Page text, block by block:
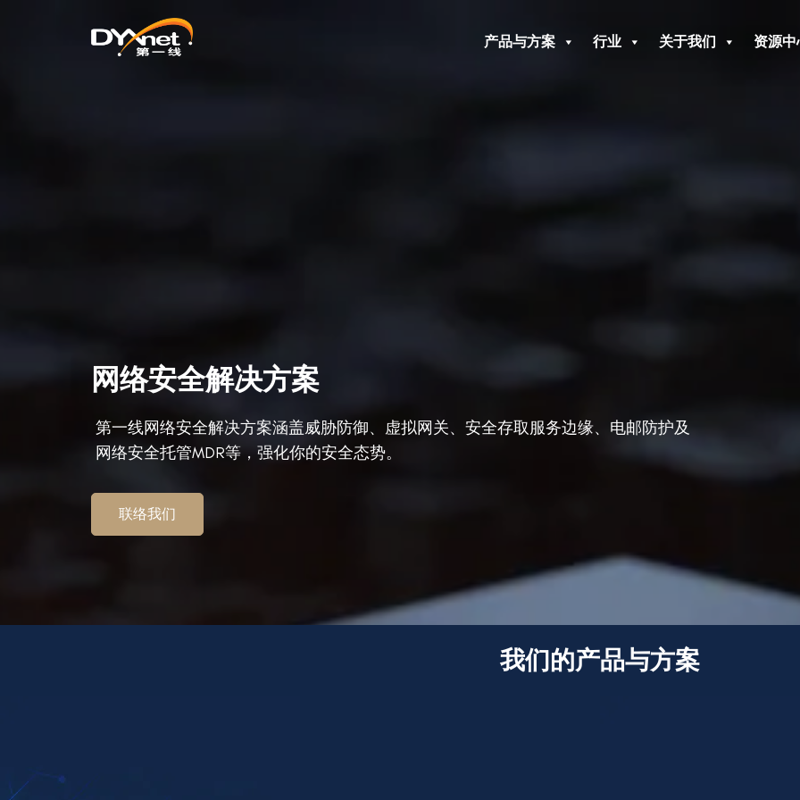
产品与方案 行业 关于我们 资源中
网络安全解决方案
第一线网络安全解决方案涵盖威胁防御、虚拟网关、安全存取服务边缘、电邮防护及
网络安全托管MDR等，强化你的安全态势。
联络我们
我们的产品与方案